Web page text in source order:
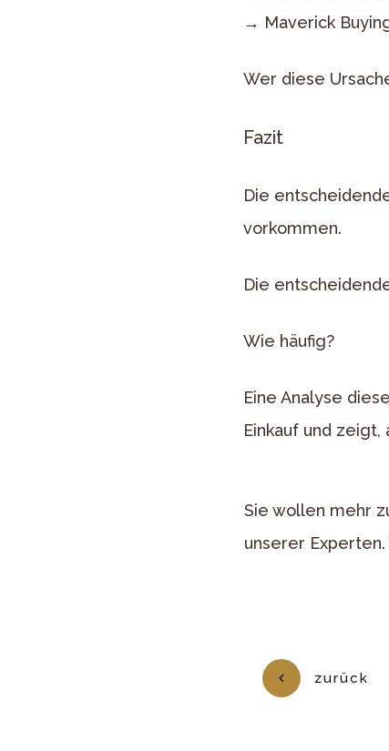
→ Maverick
Wer diese
Fazit
Die
vorkommen.
Die
Wie häufig?
Eine Analyse
Einkauf und
Sie wollen mehr
unserer
zurück